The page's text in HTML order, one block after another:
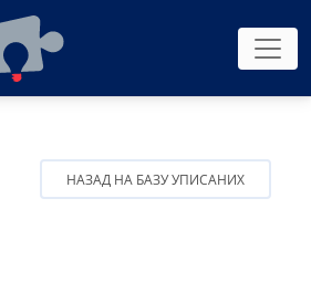
НАЗАД НА БАЗУ УПИСАНИХ